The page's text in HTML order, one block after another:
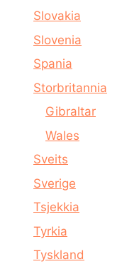
Slovakia
Slovenia
Spania
Storbritannia
Gibraltar
Wales
Sveits
Sverige
Tsjekkia
Tyrkia
Tyskland